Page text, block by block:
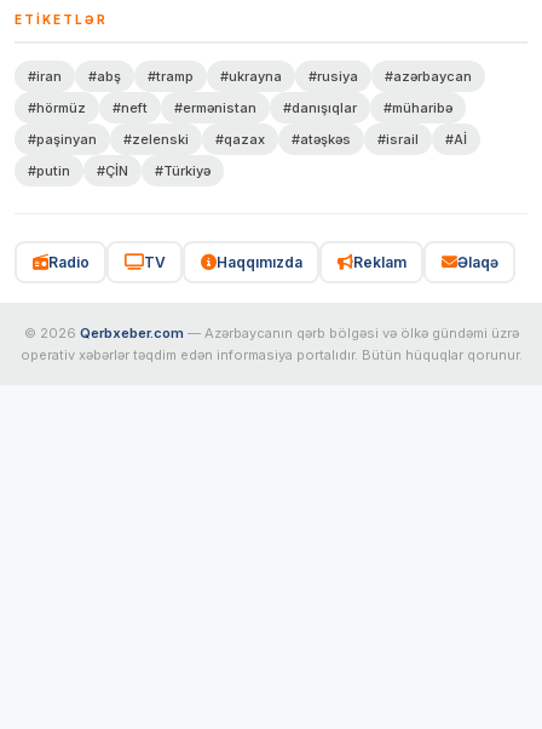
ETIKETLƏR
#iran #abş #tramp #ukrayna #rusiya
#azərbaycan
#hörmüz
#neft #ermənistan #danışıqlar
#müharibə
#paşinyan
#zelenski #qazax #atəşkəs #israil
#Aİ
#putin
#ÇİN #Türkiyə
Radio TV Haqqımızda Reklam Əlaqə
© 2026 Qerbxeber.com — Azərbaycanın qərb bölgəsi və ölkə gündəmi üzrə
operativ xəbərlər təqdim edən informasiya portalıdır. Bütün hüquqlar qorunur.